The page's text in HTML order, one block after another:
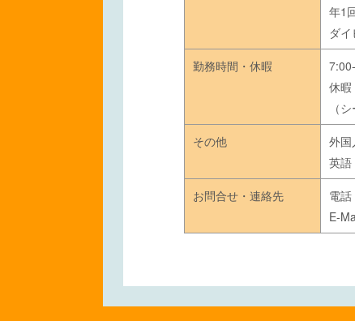
年1
ダ
勤務時間・休暇
休
（
その他
外国
英語
お問合せ・連絡先
電
E-